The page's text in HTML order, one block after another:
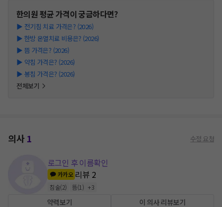
한의원평균 가격이 궁금하다면?
▶ 전기침 치료 가격은? (2026)
▶ 한방 온열치료 비용은? (2026)
▶ 뜸 가격은? (2026)
▶ 약침 가격은? (2026)
▶ 봉침 가격은? (2026)
전체보기
의사1 수정 요청
로그인 후 이름확인
카카오 리뷰 2
침술(2) 뜸(1 ) +3
약력보기 이 의사 리뷰보기